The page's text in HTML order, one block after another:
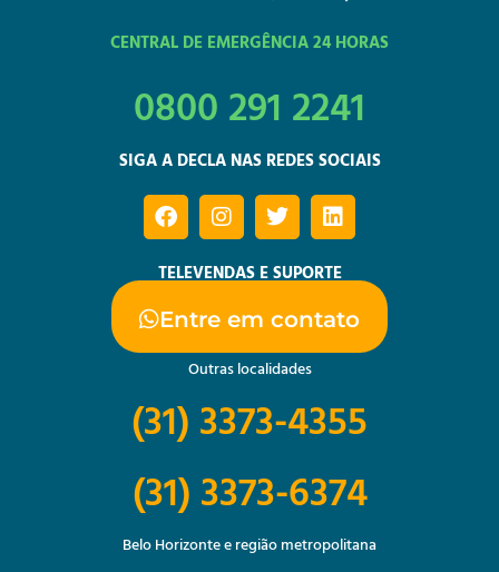
CENTRAL DE EMERGÊNCIA 24 HORAS
0800 291 2241
SIGA A DECLA NAS REDES SOCIAIS
TELEVENDAS E SUPORTE
Entre em contato
Outras localidades
(31) 3373-4355
(31) 3373-6374
Belo Horizonte e região metropolitana